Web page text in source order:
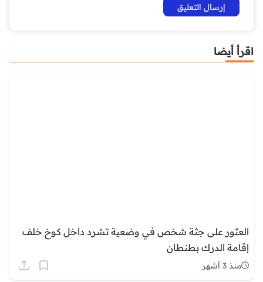
اقرأ أيضا
العثور على جثة شخص في وضعية تشرد داخل كوخ خلف
إقامة الدرك بطنطان
منذ 3 أشهر